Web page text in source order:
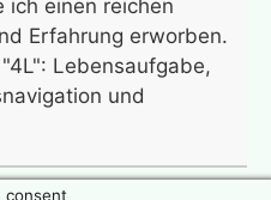
ich einen reichen
Erfahrung erworben.
Lebensaufgabe,
und
consent